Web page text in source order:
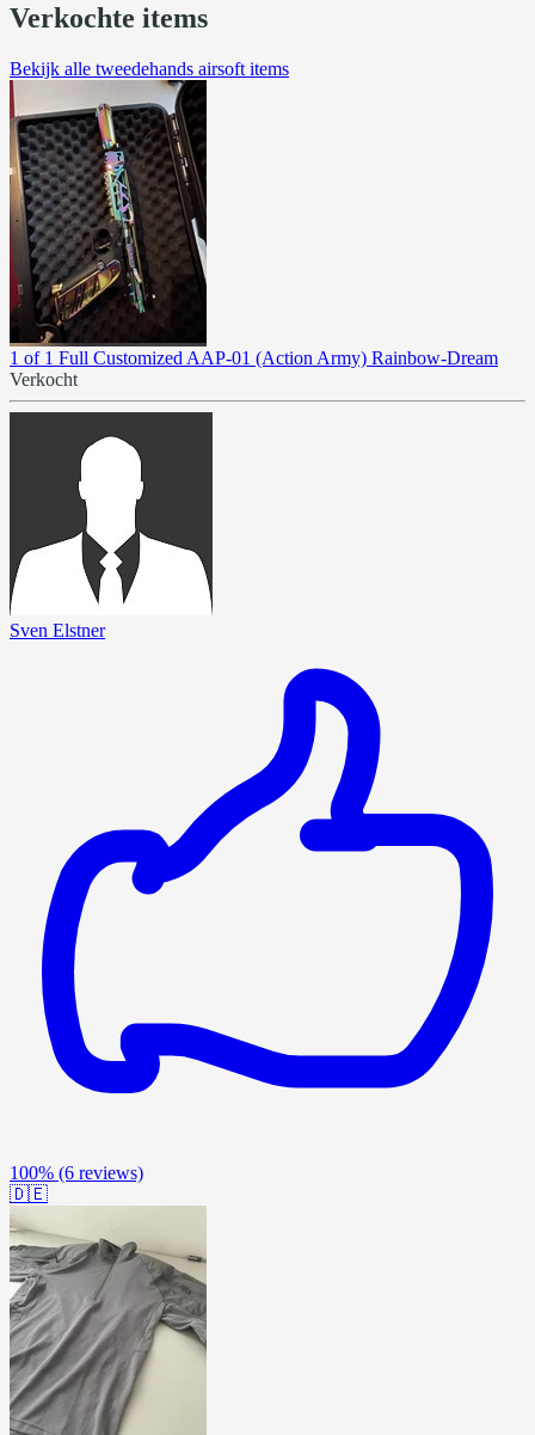
Verkochte items
Bekijk alle tweedehands airsoft items
1 of 1 Full Customized AAP-01 (Action Army) Rainbow-Dream
Verkocht
Sven Elstner
100% (6 reviews)
🇩🇪